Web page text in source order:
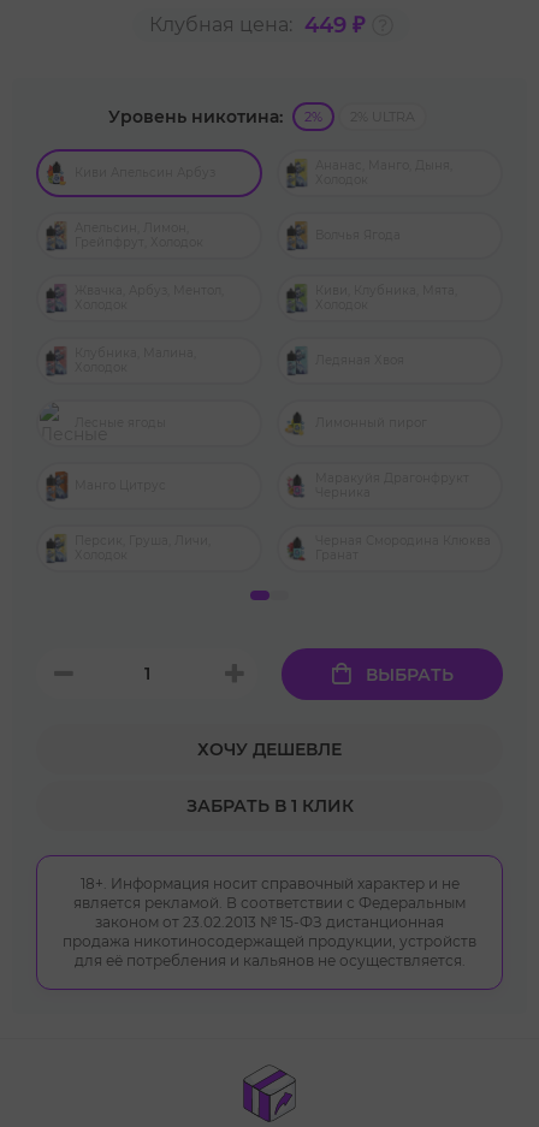
Клубная цена: 449 ₽
Уровень никотина: 2%
ВЫБРАТЬ
ХОЧУ ДЕШЕВЛЕ
ЗАБРАТЬ В 1 КЛИК
18+. Информация носит справочный характер и не
является рекламой. В соответствии с Федеральным
законом от 23.02.2013 № 15-ФЗ дистанционная
продажа никотиносодержащей продукции, устройств
для её потребления и кальянов не осуществляется.